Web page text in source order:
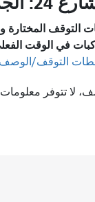
التوقف المختارة
في الوقت
التوقف/
لا تتوفر